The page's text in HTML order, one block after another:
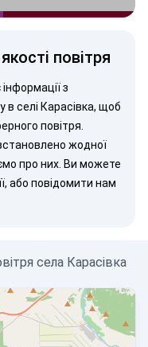
повітря
з
в селі Карасівка, щоб
повітря.
жодної
про них. Ви можете
або повідомити нам
села Карасівка